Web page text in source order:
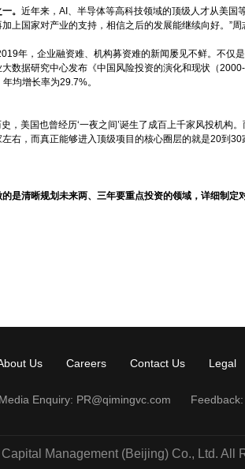
。 近年来，AI、半导体等高科技领域的顶级人才从美国
上国家对产业的支持，相信之后的发展能继续向好。”周
年，企业融资难、机构募资难的新闻屡见不鲜。不仅
数据研究中心发布《中国风险投资的演化和现状（
均增长率为29.7%。
，美国也曾经历‘一夜之间’诞生了成百上千家风投机构
右，而真正能够进入顶级项目的核心圈层的就是20到30
的是清晰规划未来两、三年要重点投资的领域，详细制
Us Careers Contact Us Legal
Media Enquiry: PR@qimingvc.com Feedback:
Management (Beijing) Co., Ltd. All